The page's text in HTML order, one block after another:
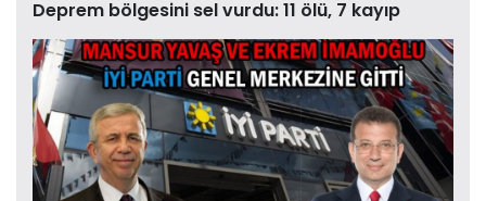
Deprem bölgesini sel vurdu: 11 ölü, 7 kayıp